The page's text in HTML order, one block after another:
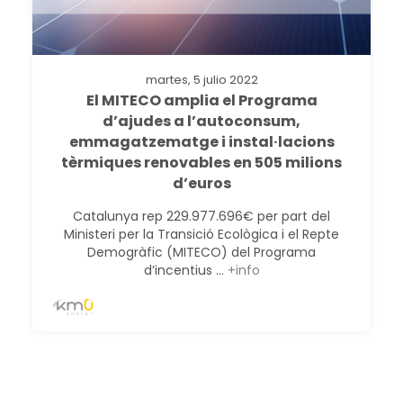
martes, 5 julio 2022
El MITECO amplia el Programa
d’ajudes a l’autoconsum,
emmagatzematge i instal·lacions
tèrmiques renovables en 505 milions
d’euros
Catalunya rep 229.977.696€ per part del
Ministeri per la Transició Ecològica i el Repte
Demogràfic (MITECO) del Programa
d’incentius ... +info